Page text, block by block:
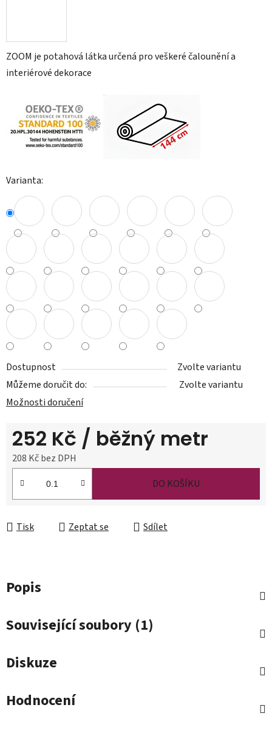
ZOOM je potahová látka určená pro veškeré čalounění a
interiérové dekorace
Varianta:
Dostupnost
Zvolte variantu
Můžeme doručit do:
Zvolte variantu
Možnosti doručení
252 Kč / běžný metr
208 Kč bez DPH
Měrná cena:
DO KOŠÍKU
Tisk Zeptat se Sdílet
Popis
Související soubory (1)
Diskuze
Hodnocení